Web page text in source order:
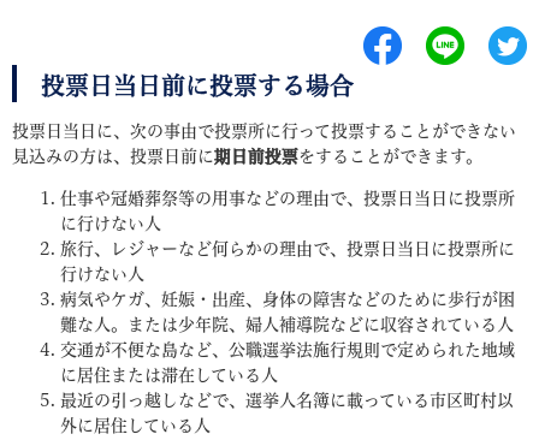
投票日当日前に投票する場合
投票日当日に、次の事由で投票所に行って投票することができない
見込みの方は、投票日前に期日前投票をすることができます。
仕事や冠婚葬祭等の用事などの理由で、投票日当日に投票所
に行けない人
旅行、レジャーなど何らかの理由で、投票日当日に投票所に
行けない人
病気やケガ、妊娠・出産、身体の障害などのために歩行が困
難な人。または少年院、婦人補導院などに収容されている人
交通が不便な島など、公職選挙法施行規則で定められた地域
に居住または滞在している人
最近の引っ越しなどで、選挙人名簿に載っている市区町村以
外に居住している人